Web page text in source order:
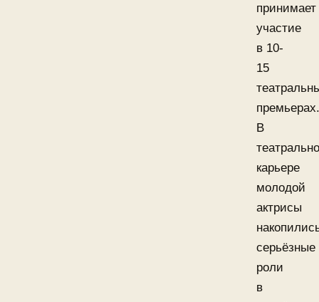
принимает
участие
в 10-
15
премьерах.
В
карьере
молодой
актрисы
серьёзные
роли
в